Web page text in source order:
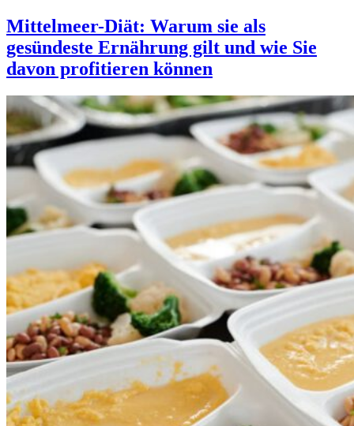
Mittelmeer-Diät: Warum sie als
gesündeste Ernährung gilt und wie Sie
davon profitieren können